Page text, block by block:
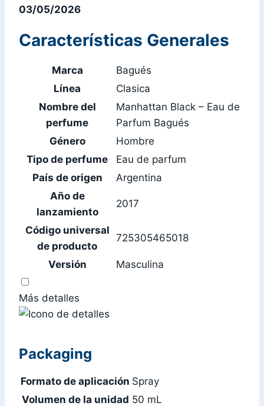
03/05/2026
Características Generales
Marca
Bagués
Línea
Clasica
Nombre del
perfume
Manhattan Black – Eau de
Parfum Bagués
Género
Hombre
Tipo de perfume
Eau de parfum
País de origen
Argentina
Año de
lanzamiento
2017
Código universal
de producto
725305465018
Versión Masculina
Más detalles
Packaging
Formato de aplicación Spray
Volumen de la unidad 50 mL